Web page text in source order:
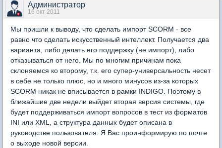
Администратор
16 окт 2011
Мы пришли к выводу, что сделать импорт SCORM - все
равно что сделать искусственный интеллект. Получается два
варианта, либо делать его поддержку (не импорт), либо
отказываться от него. Мы по многим причинам пока
склоняемся ко второму, т.к. его супер-универсальность несет
в себе не только плюс, но и много минусов из-за которых
SCORM никак не вписывается в рамки INDIGO. Поэтому в
ближайшие две недели выйдет вторая версия системы, где
будет поддерживаться импорт вопросов в тест из форматов
INI или XML, а структура данных будет описана в
руководстве пользователя. Я Вас проинформирую по почте
о выходе новой версии.